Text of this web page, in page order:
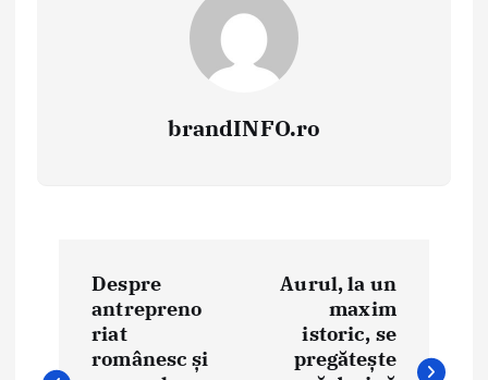
brandINFO.ro
Despre
antrepreno
riat
românesc și
Aurul, la un
maxim
istoric, se
pregătește